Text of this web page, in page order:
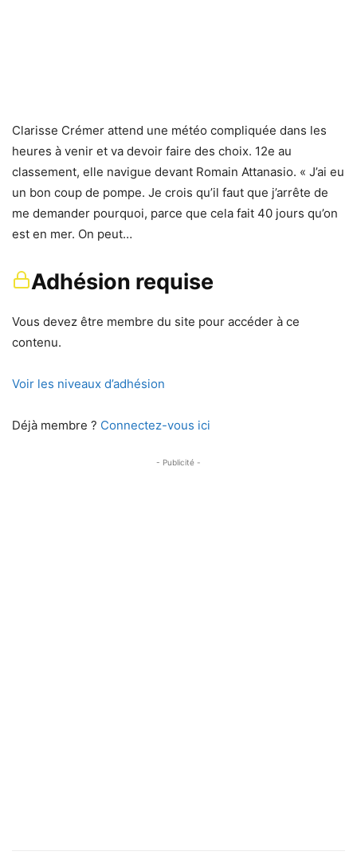
Clarisse Crémer attend une météo compliquée dans les
heures à venir et va devoir faire des choix. 12e au
classement, elle navigue devant Romain Attanasio. « J’ai eu
un bon coup de pompe. Je crois qu’il faut que j’arrête de
me demander pourquoi, parce que cela fait 40 jours qu’on
est en mer. On peut…
Adhésion requise
Vous devez être membre du site pour accéder à ce
contenu.
Voir les niveaux d’adhésion
Déjà membre ? Connectez-vous ici
- Publicité -